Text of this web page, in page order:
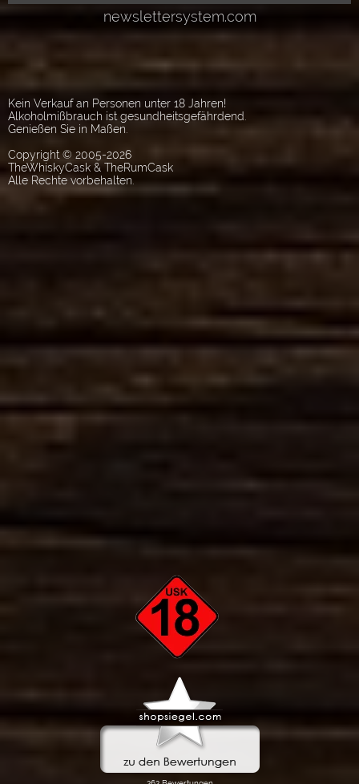
Kein Verkauf an Personen unter 18 Jahren!
Alkoholmißbrauch ist gesundheitsgefährdend.
Genießen Sie in Maßen.
Copyright © 2005-2026
TheWhiskyCask & TheRumCask
Alle Rechte vorbehalten.